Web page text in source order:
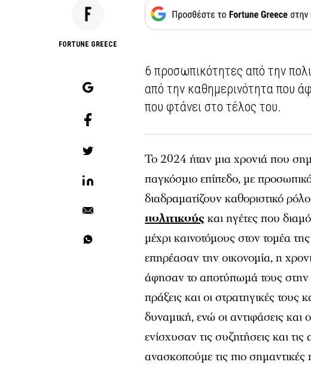
FORTUNE GREECE
6 προσωπικότητες από την
από την καθημερινότητα που
που φτάνει στο τέλος του.
Το 2024 ήταν μια χρονιά που
παγκόσμιο επίπεδο, με
διαδραματίζουν καθοριστικό
πολιτικούς και ηγέτες που
μέχρι καινοτόμους στον τομέα
επηρέασαν την οικονομία, η
άφησαν το αποτύπωμά τους
πράξεις και οι στρατηγικές τους
δυναμική, ενώ οι αντιφάσεις και
ενίσχυσαν τις συζητήσεις και
ανασκοπούμε τις πιο